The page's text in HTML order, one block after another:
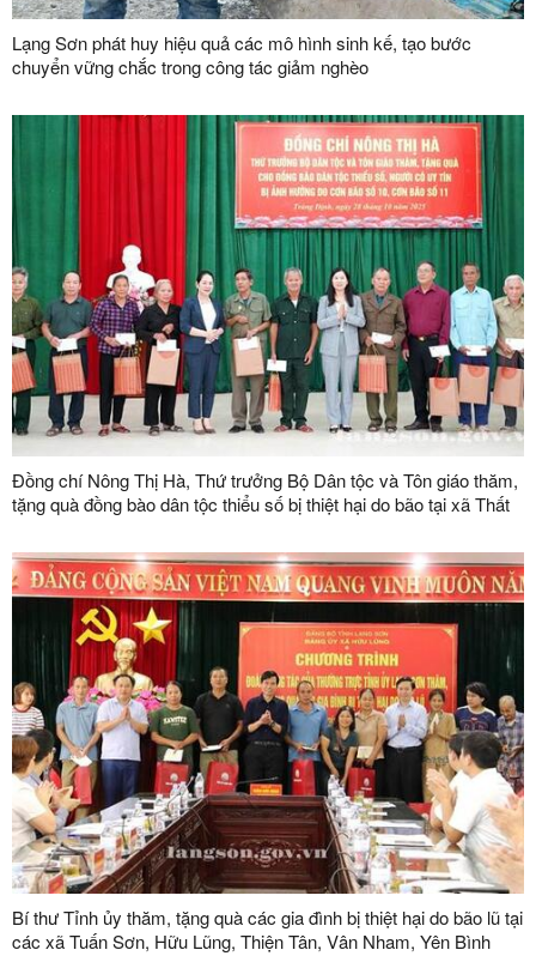
Lạng Sơn phát huy hiệu quả các mô hình sinh kế, tạo bước
chuyển vững chắc trong công tác giảm nghèo
Đồng chí Nông Thị Hà, Thứ trưởng Bộ Dân tộc và Tôn giáo thăm,
tặng quà đồng bào dân tộc thiểu số bị thiệt hại do bão tại xã Thất
Bí thư Tỉnh ủy thăm, tặng quà các gia đình bị thiệt hại do bão lũ tại
các xã Tuấn Sơn, Hữu Lũng, Thiện Tân, Vân Nham, Yên Bình